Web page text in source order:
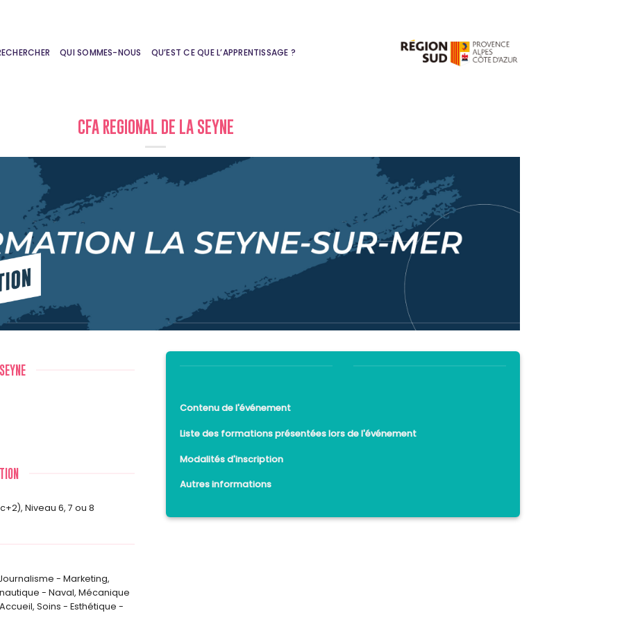
QUI SOMMES-NOUS QU’EST CE QUE L’APPRENTISSAGE ?
CFA REGIONAL DE LA SEYNE
, Niveau 6, 7 ou 8
- Marketing,
- Naval, Mécanique
, Soins - Esthétique -
Contenu de l'événement
Liste des formations présentées lors de l'événement
Modalités d'inscription
Autres informations